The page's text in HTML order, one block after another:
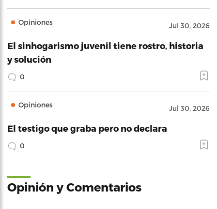
Opiniones Jul 30, 2026
El sinhogarismo juvenil tiene rostro, historia
y solución
0
Opiniones Jul 30, 2026
El testigo que graba pero no declara
0
Opinión y Comentarios